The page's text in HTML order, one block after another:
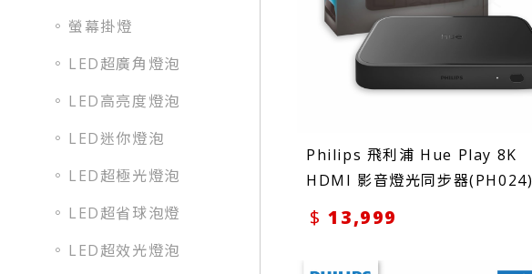
螢幕掛燈
LED超廣角燈泡
LED高亮度燈泡
LED迷你燈泡
LED超極光燈泡
LED超省球泡燈
LED超效光燈泡
Philips 飛利浦 Hue Play 8K
HDMI 影音燈光同步器(PH024)
13,999